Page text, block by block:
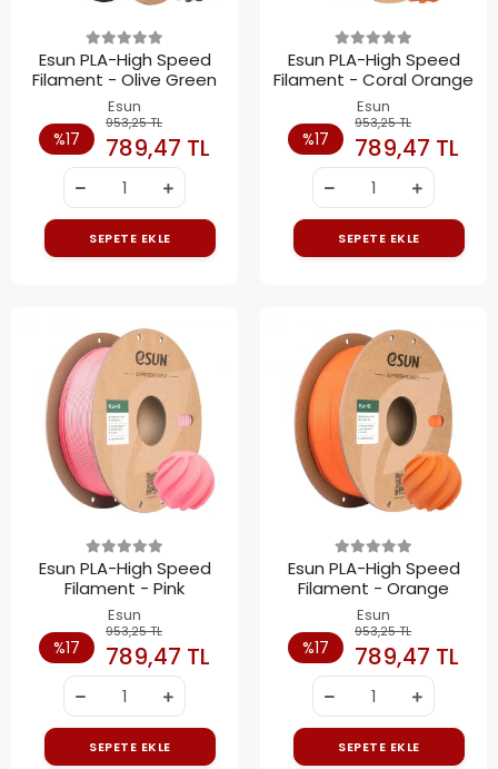
Esun PLA-High Speed
Filament - Olive Green
Esun
%17
953,25 TL
789,47 TL
SEPETE EKLE
Esun PLA-High Speed
Filament - Coral Orange
Esun
%17
953,25 TL
789,47 TL
SEPETE EKLE
Esun PLA-High Speed
Filament - Pink
Esun
%17
953,25 TL
789,47 TL
SEPETE EKLE
Esun PLA-High Speed
Filament - Orange
Esun
%17
953,25 TL
789,47 TL
SEPETE EKLE